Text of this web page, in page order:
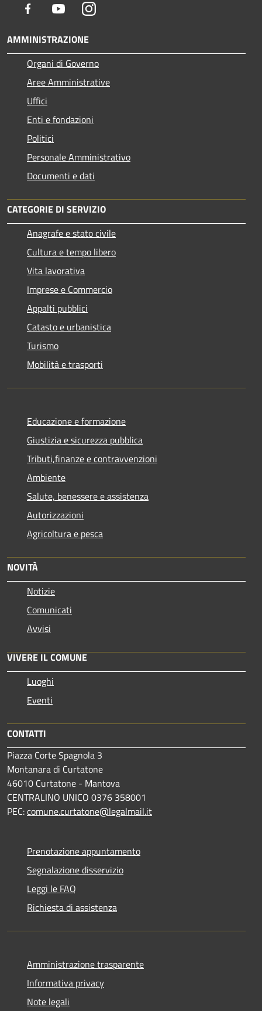
Facebook YoutubeInstagram
AMMINISTRAZIONE
Organi di Governo
Aree Amministrative
Uffici
Enti e fondazioni
Politici
Personale Amministrativo
Documenti e dati
CATEGORIE DI SERVIZIO
Anagrafe e stato civile
Cultura e tempo libero
Vita lavorativa
Imprese e Commercio
Appalti pubblici
Catasto e urbanistica
Turismo
Mobilità e trasporti
Educazione e formazione
Giustizia e sicurezza pubblica
Tributi,finanze e contravvenzioni
Ambiente
Salute, benessere e assistenza
Autorizzazioni
Agricoltura e pesca
NOVITÀ
Notizie
Comunicati
Avvisi
VIVERE IL COMUNE
Luoghi
Eventi
CONTATTI
Piazza Corte Spagnola 3
Montanara di Curtatone
46010 Curtatone - Mantova
CENTRALINO UNICO 0376 358001
PEC:comune.curtatone@legalmail.it
Prenotazione appuntamento
Segnalazione disservizio
Leggi le FAQ
Richiesta di assistenza
Amministrazione trasparente
Informativa privacy
Note legali